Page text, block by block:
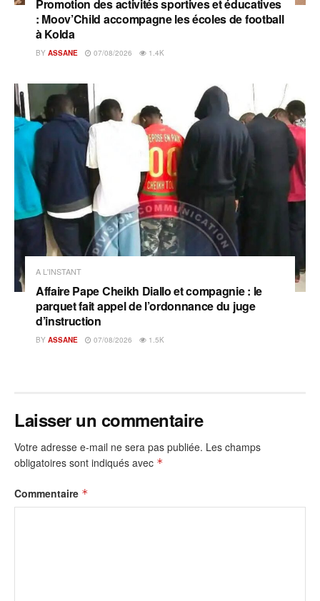
Promotion des activités sportives et éducatives
: Moov’Child accompagne les écoles de football
à Kolda
BY ASSANE 07/08/2026 1.4K
A L'INSTANT
Affaire Pape Cheikh Diallo et compagnie : le
parquet fait appel de l’ordonnance du juge
d’instruction
BY ASSANE 07/08/2026 1.5K
Laisser un commentaire
Votre adresse e-mail ne sera pas publiée. Les champs
obligatoires sont indiqués avec *
Commentaire *